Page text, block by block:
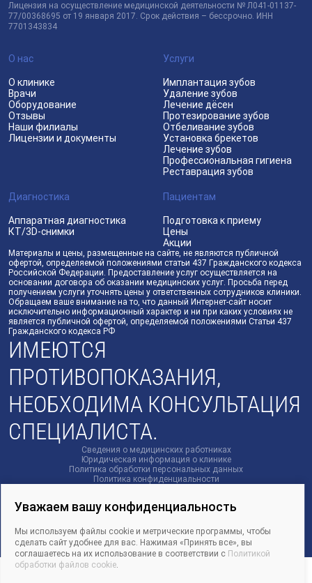
Лицензия на осуществление медицинской деятельности № Л041-01137-
77/00368695 от 19 января 2017. Срок действия – бессрочно. ИНН
7701343834
О нас
О клинике
Врачи
Оборудование
Отзывы
Наши филиалы
Лицензии и документы
Диагностика
Аппаратная диагностика
КТ/3D-снимки
Пациентам
Подготовка к приему
Цены
Акции
Услуги
Имплантация зубов
Удаление зубов
Лечение дёсен
Протезирование зубов
Отбеливание зубов
Установка брекетов
Лечение зубов
Профессиональная гигиена
Реставрация зубов
Материалы и цены, размещенные на сайте, не являются публичной
офертой, определяемой положениями статьи 437 Гражданского кодекса
Российской Федерации. Предоставление услуг осуществляется на
основании договора об оказании медицинских услуг. Просьба перед
получением услуги уточнять цены у ответственных сотрудников клиники.
Обращаем ваше внимание на то, что данный Интернет-сайт носит
исключительно информационный характер и ни при каких условиях не
является публичной офертой, определяемой положениями Статьи 437
Гражданского кодекса РФ
ИМЕЮТСЯ
ПРОТИВОПОКАЗАНИЯ,
НЕОБХОДИМА КОНСУЛЬТАЦИЯ
СПЕЦИАЛИСТА.
Сведения о медицинских работниках
Юридическая информация о клинике
Политика обработки персональных данных
Политика конфиденциальности
Уважаем вашу конфиденциальность
Мы используем файлы cookie и метрические программы, чтобы
сделать сайт удобнее для вас. Нажимая «Принять все», вы
соглашаетесь на их использование в соответствии с Политикой
обработки файлов cookie.